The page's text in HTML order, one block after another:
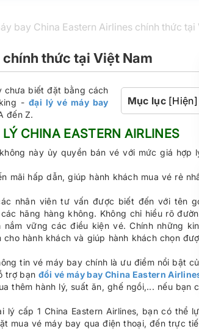
bay China Eastern Airlines chính thức tại
thức tại Việt Nam
Mục lục [Hiện]
chưa biết đặt bằng cách
-đại lý vé máy bay
đến Z.
CHINA EASTERN AIRLINES
này ủy quyền bán vé với mức giá hợp
mãi hấp dẫn, giúp hành khách mua vé rẻ
nhân viên tư vấn được biết đến với tên
hãng hàng không. Không chỉ hiểu rõ
nắm vững các điều kiện vé. Chính những
hành khách và giúp hành khách chọn
tin vé máy bay chính là ưu điểm nổi bật
trợ bạn đổi vé máy bay China Eastern
thêm hành lý, suất ăn, ghế ngồi,... nếu bạn
cấp 1 China Eastern Airlines, bạn có thể
mua vé máy bay qua điện thoại, đến trực